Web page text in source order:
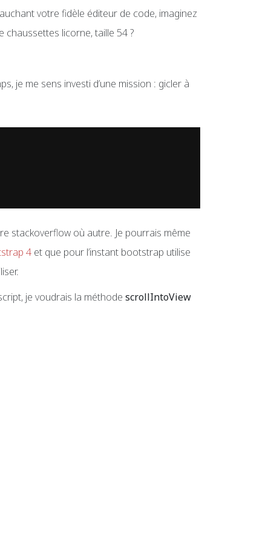
votre fidèle éditeur de code, imaginez
chaussettes licorne, taille 54 ?
je me sens investi d’une mission : gicler à
stackoverflow où autre. Je pourrais même
4 et que pour l’instant bootstrap utilise
je voudrais la méthode scrollIntoView